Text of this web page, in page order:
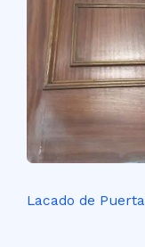
Lacado de